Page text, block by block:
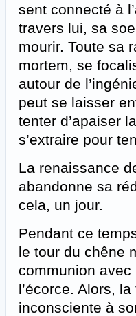
sent connecté à
travers lui, sa
mourir. Toute sa
mortem, se
autour de
peut se laisser
tenter d’apaiser
s’extraire pour
La renaissance
abandonne sa
cela, un jour.
Pendant ce
le tour du chêne
communion avec
l’écorce. Alors,
inconsciente à